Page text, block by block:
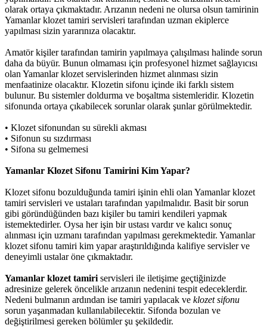
olarak ortaya çıkmaktadır. Arızanın nedeni ne olursa olsun tamirinin
Yamanlar klozet tamiri servisleri tarafından uzman ekiplerce
yapılması sizin yararınıza olacaktır.
Amatör kişiler tarafından tamirin yapılmaya çalışılması halinde sorun
daha da büyür. Bunun olmaması için profesyonel hizmet sağlayıcısı
olan Yamanlar klozet servislerinden hizmet alınması sizin
menfaatinize olacaktır. Klozetin sifonu içinde iki farklı sistem
bulunur. Bu sistemler doldurma ve boşaltma sistemleridir. Klozetin
sifonunda ortaya çıkabilecek sorunlar olarak şunlar görülmektedir.
• Klozet sifonundan su sürekli akması
• Sifonun su sızdırması
• Sifona su gelmemesi
Yamanlar Klozet Sifonu Tamirini Kim Yapar?
Klozet sifonu bozulduğunda tamiri işinin ehli olan Yamanlar klozet
tamiri servisleri ve ustaları tarafından yapılmalıdır. Basit bir sorun
gibi göründüğünden bazı kişiler bu tamiri kendileri yapmak
istemektedirler. Oysa her işin bir ustası vardır ve kalıcı sonuç
alınması için uzmanı tarafından yapılması gerekmektedir. Yamanlar
klozet sifonu tamiri kim yapar araştırıldığında kalifiye servisler ve
deneyimli ustalar öne çıkmaktadır.
Yamanlar klozet tamiri servisleri ile iletişime geçtiğinizde
adresinize gelerek öncelikle arızanın nedenini tespit edeceklerdir.
Nedeni bulmanın ardından ise tamiri yapılacak ve klozet sifonu
sorun yaşanmadan kullanılabilecektir. Sifonda bozulan ve
değiştirilmesi gereken bölümler şu şekildedir.